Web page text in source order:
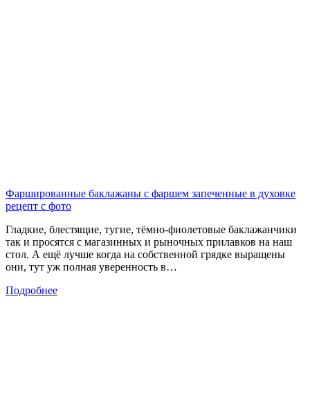
Фаршированные баклажаны с фаршем запеченные в духовке
рецепт с фото
Гладкие, блестящие, тугие, тёмно-фиолетовые баклажанчики
так и просятся с магазинных и рыночных прилавков на наш
стол. А ещё лучше когда на собственной грядке выращены
они, тут уж полная уверенность в…
Подробнее